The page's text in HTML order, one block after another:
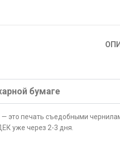
бумаге
— это печать съедобными
уже через 2-3 дня.